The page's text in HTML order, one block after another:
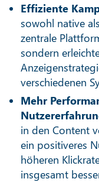
Effiziente
sowohl native
zentrale
sondern
verschiedenen
Mehr
in den Content
ein positiveres
höheren
insgesamt